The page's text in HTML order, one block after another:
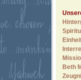
Beth